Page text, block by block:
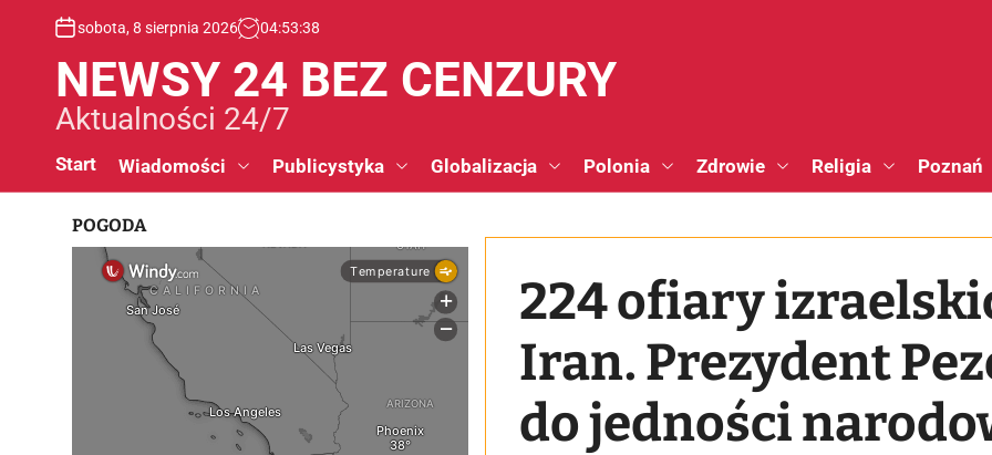
sobota, 8 sierpnia 2026 04:53:39
NEWSY 24 BEZ CENZURY
Aktualności 24/7
Start Wiadomości Publicystyka Globalizacja Polonia Zdrowie Religia Poznań
224 ofiary
Iran. Prezydent
do jedności
POGODA